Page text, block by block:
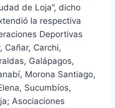
de Loja”, dicho
la respectiva
Deportivas
Cañar, Carchi,
Galápagos,
Morona Santiago,
Sucumbíos,
Asociaciones